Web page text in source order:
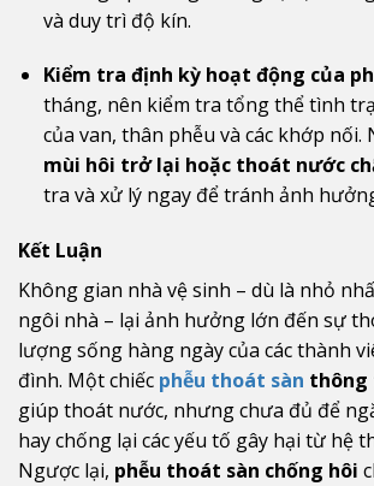
và duy trì độ kín.
Kiểm tra định kỳ hoạt động của
tháng, nên kiểm tra tổng thể tình
của van, thân phễu và các khớp nối.
mùi hôi trở lại hoặc thoát nước
tra và xử lý ngay để tránh ảnh
Kết Luận
Không gian nhà vệ sinh – dù là nhỏ
ngôi nhà – lại ảnh hưởng lớn đến sự
lượng sống hàng ngày của các thành
đình. Một chiếc phễu thoát sàn
giúp thoát nước, nhưng chưa đủ để
hay chống lại các yếu tố gây hại từ hệ
Ngược lại, phễu thoát sàn chống hôi